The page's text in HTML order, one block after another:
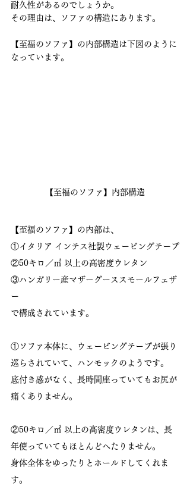
耐久性があるのでしょうか。
その理由は、ソファの構造にあります。
【至福のソファ】の内部構造は下図のように
なっています。
【至福のソファ】内部構造
【至福のソファ】の内部は、
①イタリア インテス社製ウェービングテープ
②50キロ／㎥ 以上の高密度ウレタン
③ハンガリー産マザーグーススモールフェザ
ー
で構成されています。
①ソファ本体に、ウェービングテープが張り
巡らされていて、ハンモックのようです。
底付き感がなく、長時間座っていてもお尻が
痛くありません。
②50キロ／㎥ 以上の高密度ウレタンは、長
年使っていてもほとんどへたりません。
身体全体をゆったりとホールドしてくれま
す。